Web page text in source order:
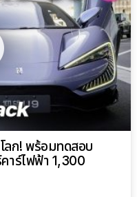
ลก! พร้อมทดสอบ
าร์ไฟฟ้า 1,300